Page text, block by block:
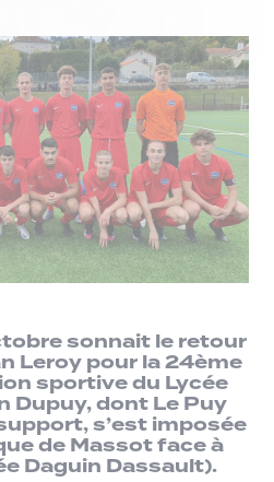
sonnait le retour
Leroy pour la 24ème
sportive du Lycée
Dupuy, dont Le Puy
s’est imposée
de Massot face à
Daguin Dassault).